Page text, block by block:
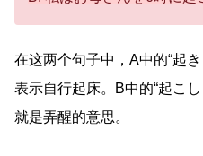
在这两个句子中，A中的“起
表示自行起床。B中的“起こ
就是弄醒的意思。